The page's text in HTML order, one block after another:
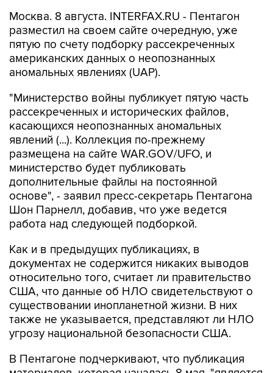
Москва. 8 августа. INTERFAX.RU - Пентагон
разместил на своем сайте очередную, уже
пятую по счету подборку рассекреченных
американских данных о неопознанных
аномальных явлениях (UAP).
"Министерство войны публикует пятую часть
рассекреченных и исторических файлов,
касающихся неопознанных аномальных
явлений (...). Коллекция по-прежнему
размещена на сайте WAR.GOV/UFO, и
министерство будет публиковать
дополнительные файлы на постоянной
основе", - заявил пресс-секретарь Пентагона
Шон Парнелл, добавив, что уже ведется
работа над следующей подборкой.
Как и в предыдущих публикациях, в
документах не содержится никаких выводов
относительно того, считает ли правительство
США, что данные об НЛО свидетельствуют о
существовании инопланетной жизни. В них
также не указывается, представляют ли НЛО
угрозу национальной безопасности США.
В Пентагоне подчеркивают, что публикация